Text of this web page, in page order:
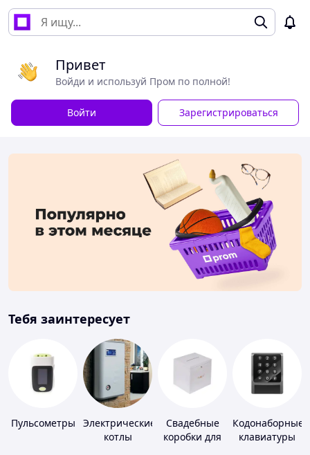
Привет
Войди и используй Пром по полной!
Войти Зарегистрироваться
Тебя заинтересует
Пульсометры
Электрические
котлы
Свадебные
коробки для
Кодонаборные
клавиатуры